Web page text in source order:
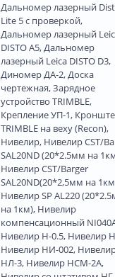
Дальномер лазерный
Lite 5 с проверкой,
Дальномер лазерный
DISTO A5, Дальномер
лазерный Leica DISTO D3,
Диномер ДА-2, Доска
чертежная, Зарядное
устройство TRIMBLE,
Крепление УП-1,
TRIMBLE на веху (Recon),
Нивелир, Нивелир CST/
SAL20ND (20*2.5мм на
Нивелир CST/Barger
SAL20ND(20*2,5мм на
Нивелир SP AL220
на 1км), Нивелир
компенсационный
Нивелир Н-0.5, Нивелир
Нивелир НИ-002,
НЛ-3, Нивелир НСМ-2А,